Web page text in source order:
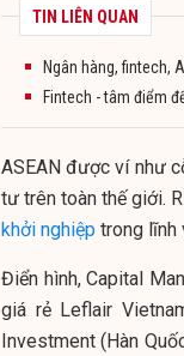
TIN LIÊN QUAN
Ngân hàng, fintech,
Fintech - tâm điểm
ASEAN được ví như
tư trên toàn thế giới.
khởi nghiệp trong lĩnh
Điển hình, Capital
giá rẻ Leflair
Investment (Hàn